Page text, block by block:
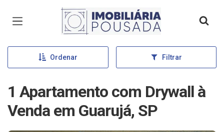
Página inicial
Ordenar Filtrar
1 Apartamento com Drywall à
Venda em Guarujá, SP